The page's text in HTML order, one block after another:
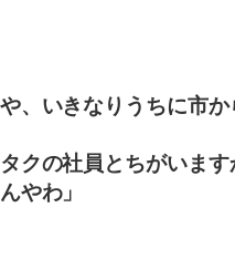
、いきなりうちに市か
クの社員とちがいま
やわ」